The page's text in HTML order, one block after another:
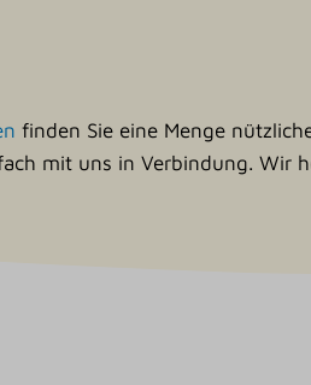
finden Sie eine Menge
mit uns in Verbindung. Wir